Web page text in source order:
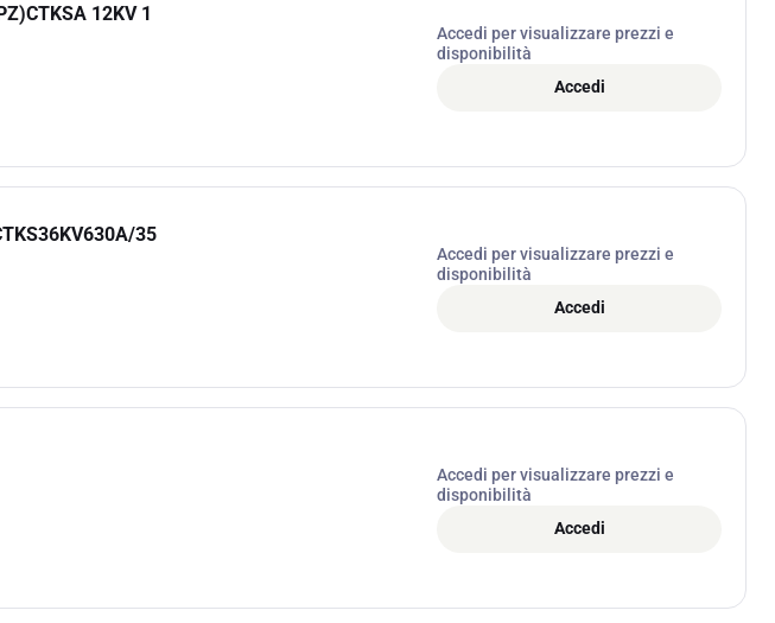
12KV 1
Accedi per visualizzare prezzi e
disponibilità
Accedi
35
Accedi per visualizzare prezzi e
disponibilità
Accedi
Accedi per visualizzare prezzi e
disponibilità
Accedi